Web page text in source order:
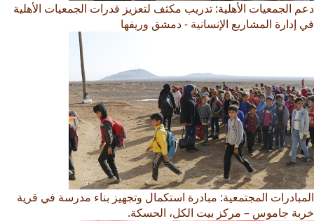
دعم الجمعيات الأهلية: تدريب مكثف لتعزيز قدرات الجمعيات الأهلية
في إدارة المشاريع الإنسانية - دمشق وريفها
المبادرات المجتمعية: مبادرة استكمال وتجهيز بناء مدرسة في قرية
خربة جاموس – مركز بيت الكل، الحسكة.